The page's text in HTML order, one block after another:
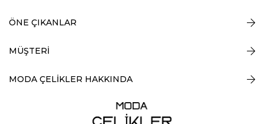
ÖNE ÇIKANLAR
MÜŞTERİ
MODA ÇELİKLER HAKKINDA